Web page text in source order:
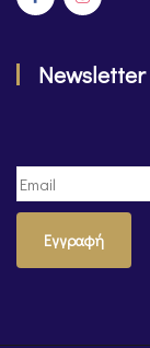
Newsletter
Εγγραφή